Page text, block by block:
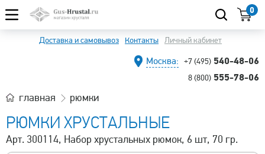
0
Доставка и самовывоз Контакты Личный кабинет
Москва: +7 (495) 540-48-06
8 (800) 555-78-06
главная рюмки
РЮМКИ ХРУСТАЛЬНЫЕ
Арт. 300114, Набор хрустальных рюмок, 6 шт, 70 гр.